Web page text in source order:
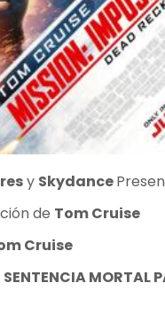
y Skydance
de Tom Cruise
Cruise
MORTAL